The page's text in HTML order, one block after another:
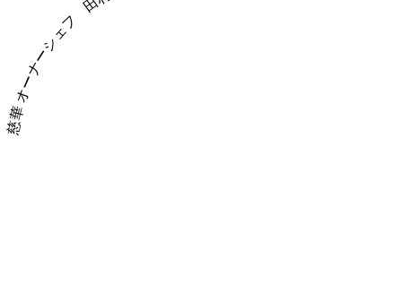
慈華 オーナーシェフ